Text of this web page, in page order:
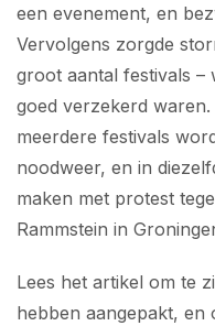
een evenement, en
Vervolgens zorgde
groot aantal festivals –
goed verzekerd
meerdere festivals
noodweer, en in
maken met protest
Rammstein in
Lees het artikel om te
hebben aangepakt, en